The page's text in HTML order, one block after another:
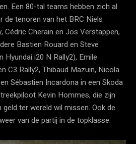
Een 80-tal teams hebben zich al
de tenoren van het BRC Niels
Cédric Cherain en Jos Verstappen,
Bastien Rouard en Steve
Hyundai i20 N Rally2), Emile
C3 Rally2, Thibaud Mazuin, Nicola
Sébastien Incardona in een Skoda
Kevin Hommes, die zijn
ter wereld wil missen. Ook de
van de partij in de topklasse.